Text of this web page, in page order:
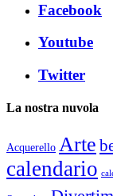
Facebook
Youtube
Twitter
La nostra nuvola
Acquerello Arte
calendario